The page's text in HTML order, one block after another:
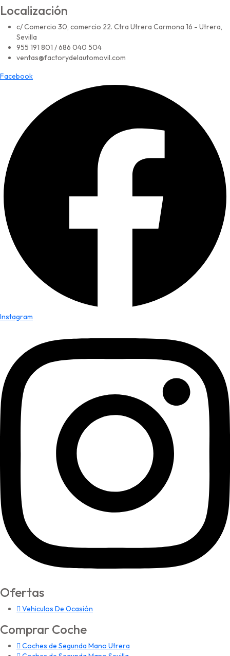
Localización
c/ Comercio 30, comercio 22. Ctra Utrera Carmona 16 - Utrera,
Sevilla
955 191 801 / 686 040 504
ventas@factorydelautomovil.com
Facebook
Instagram
Ofertas
Vehiculos De Ocasión
Comprar Coche
Coches de Segunda Mano Utrera